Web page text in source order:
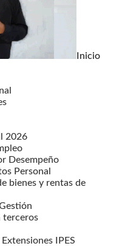
Inicio
2026
Desempeño
Personal
bienes y rentas de
terceros
IPES